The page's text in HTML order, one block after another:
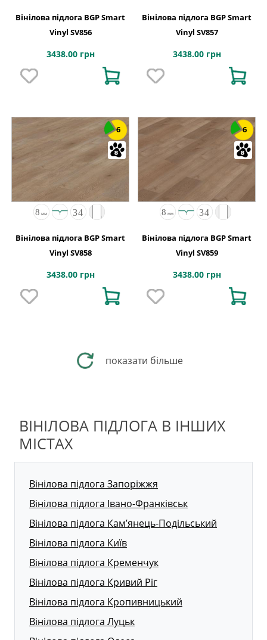
Вінілова підлога BGP Smart
Vinyl SV856
3438.00 грн
Вінілова підлога BGP Smart
Vinyl SV857
3438.00 грн
6
Вінілова підлога BGP Smart
Vinyl SV858
3438.00 грн
6
Вінілова підлога BGP Smart
Vinyl SV859
3438.00 грн
показати більше
ВІНІЛОВА ПІДЛОГА В ІНШИХ
МІСТАХ
Вінілова підлога Запоріжжя
Вінілова підлога Івано-Франківськ
Вінілова підлога Кам’янець-Подільський
Вінілова підлога Київ
Вінілова підлога Кременчук
Вінілова підлога Кривий Ріг
Вінілова підлога Кропивницький
Вінілова підлога Луцьк